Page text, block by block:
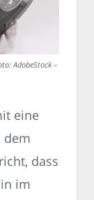
AdobeStock –
eine
dem
dass
im